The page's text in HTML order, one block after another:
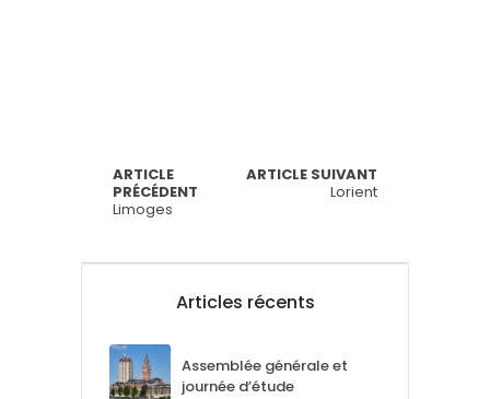
ARTICLE
PRÉCÉDENT
Limoges
ARTICLE SUIVANT
Lorient
Articles récents
Assemblée générale et
journée d’étude